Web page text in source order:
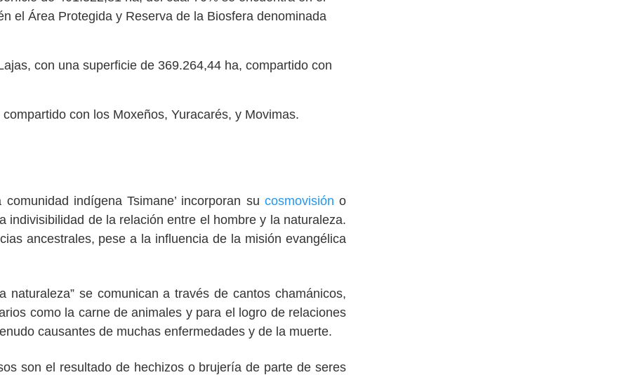
el Área Protegida y Reserva de la Biosfera denominada
con una superficie de 369.264,44 ha, compartido con
con los Moxeños, Yuracarés, y Movimas.
indígena Tsimane’ incorporan su cosmovisión o
indivisibilidad de la relación entre el hombre y la naturaleza.
ancestrales, pese a la influencia de la misión evangélica
naturaleza” se comunican a través de cantos chamánicos,
como la carne de animales y para el logro de relaciones
causantes de muchas enfermedades y de la muerte.
son el resultado de hechizos o brujería de parte de seres